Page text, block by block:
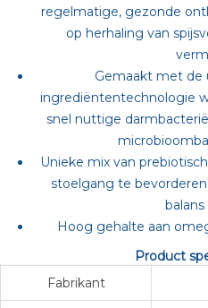
regelmatige, gezonde
op herhaling van
Gemaakt met de
ingrediëntentechnologie
snel nuttige
Unieke mix van
stoelgang te
Hoog gehalte aan
Product
Fabrikant